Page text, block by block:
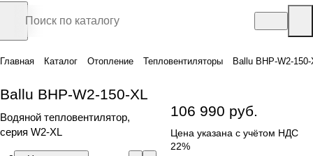
Главная Каталог Отопление Тепловентиляторы Ballu BHP-W2-150-
Ballu BHP-W2-150-XL
Водяной тепловентилятор,
серия W2-XL
106 990 руб.
Цена указана с учётом НДС
22%